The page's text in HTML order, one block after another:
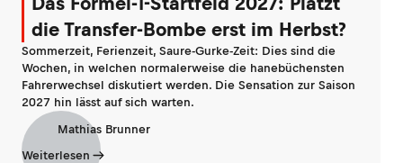
die Transfer-Bombe erst im Herbst?
Sommerzeit, Ferienzeit, Saure-Gurke-Zeit: Dies sind die
Wochen, in welchen normalerweise die hanebüchensten
Fahrerwechsel diskutiert werden. Die Sensation zur Saison
2027 hin lässt auf sich warten.
Mathias Brunner
Weiterlesen